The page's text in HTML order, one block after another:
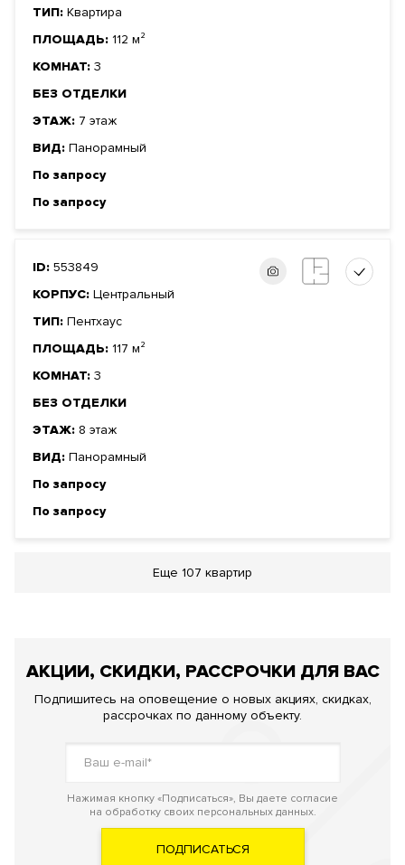
ТИП: Квартира
ПЛОЩАДЬ: 112 м²
КОМНАТ: 3
БЕЗ ОТДЕЛКИ
ЭТАЖ: 7 этаж
ВИД: Панорамный
По запросу
По запросу
ID: 553849
КОРПУС: Центральный
ТИП: Пентхаус
ПЛОЩАДЬ: 117 м²
КОМНАТ: 3
БЕЗ ОТДЕЛКИ
ЭТАЖ: 8 этаж
ВИД: Панорамный
По запросу
По запросу
Еще 107 квартир
АКЦИИ, СКИДКИ, РАССРОЧКИ ДЛЯ ВАС
Подпишитесь на оповещение о новых акциях, скидках,
рассрочках по данному объекту.
Нажимая кнопку «Подписаться», Вы даете согласие
на обработку своих персональных данных.
ПОДПИСАТЬСЯ